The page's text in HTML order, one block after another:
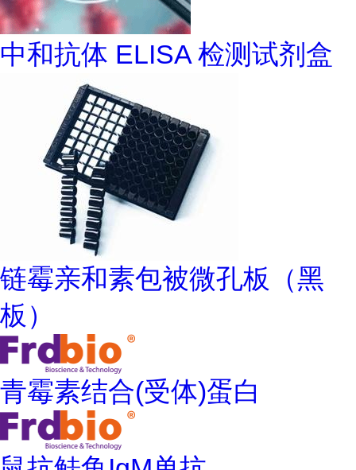
中和抗体 ELISA 检测试剂盒
链霉亲和素包被微孔板（黑
板）
青霉素结合(受体)蛋白